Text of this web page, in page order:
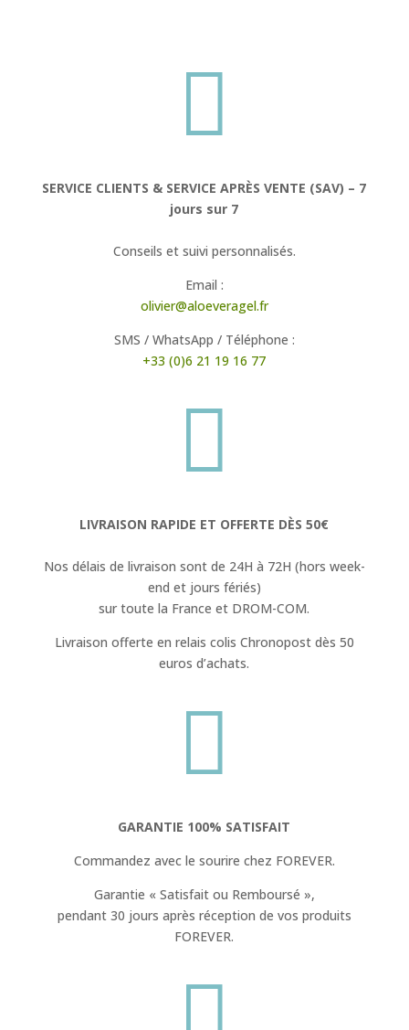

SERVICE CLIENTS & SERVICE APRÈS VENTE (SAV) – 7
jours sur 7
Conseils et suivi personnalisés.
Email :
olivier@aloeveragel.fr
SMS / WhatsApp / Téléphone :
+33 (0)6 21 19 16 77

LIVRAISON RAPIDE ET OFFERTE DÈS 50€
Nos délais de livraison sont de 24H à 72H (hors week-
end et jours fériés)
sur toute la France et DROM-COM.
Livraison offerte en relais colis Chronopost dès 50
euros d’achats.

GARANTIE 100% SATISFAIT
Commandez avec le sourire chez FOREVER.
Garantie « Satisfait ou Remboursé »,
pendant 30 jours après réception de vos produits
FOREVER.